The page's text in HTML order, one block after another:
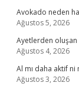
Avokado neden
Ağustos 5, 2026
Ayetlerden
Ağustos 4, 2026
Al mı daha aktif ni
Ağustos 3, 2026